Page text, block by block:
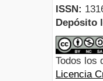
ISSN:
Depósito
Todos los
Licencia